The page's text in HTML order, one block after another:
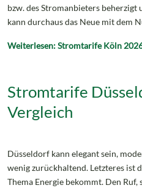
bzw. des Stromanbieters
kann durchaus das Neue mit dem
Weiterlesen: Stromtarife Köln
Stromtarife
Vergleich
Düsseldorf kann elegant sein,
wenig zurückhaltend. Letzteres ist
Thema Energie bekommt. Den